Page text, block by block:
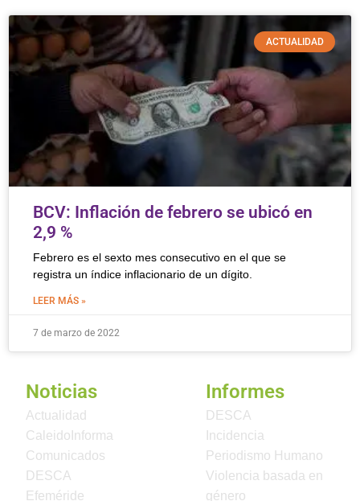
ACTUALIDAD
BCV: Inflación de febrero se ubicó en
2,9 %
Febrero es el sexto mes consecutivo en el que se
registra un índice inflacionario de un dígito.
LEER MÁS »
7 de marzo de 2022
Noticias
Actualidad
CaleidoInforma
Comunicados
DESCA
Efeméride
Informes
DESCA
Incidencia
Periodismo Humano
Violencia basada en
género